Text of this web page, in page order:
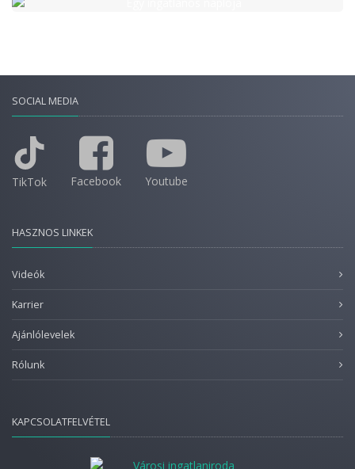
SOCIAL MEDIA
TikTok Facebook Youtube
HASZNOS LINKEK
Videók
Karrier
Ajánlólevelek
Rólunk
KAPCSOLATFELVÉTEL